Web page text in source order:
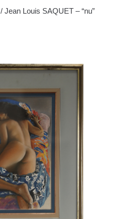
/ Jean Louis SAQUET – “nu”